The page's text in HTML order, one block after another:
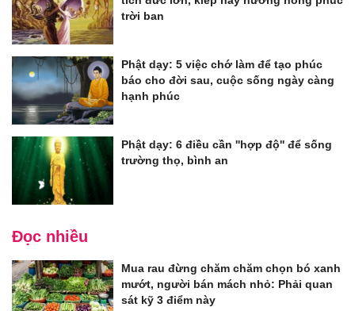
trời ban
Phật dạy: 5 việc chớ làm để tạo phúc
báo cho đời sau, cuộc sống ngày càng
hạnh phúc
Phật dạy: 6 điều cần ''hợp độ'' để sống
trường thọ, bình an
Đọc nhiều
Mua rau đừng chăm chăm chọn bó xanh
mướt, người bán mách nhỏ: Phải quan
sát kỹ 3 điểm này